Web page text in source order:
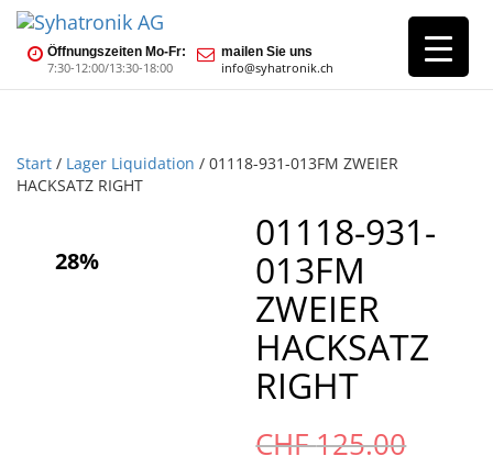
Öffnungszeiten Mo-Fr:
7:30-12:00/13:30-18:00
mailen Sie uns
info@syhatronik.ch
Start / Lager Liquidation / 01118-931-013FM ZWEIER
HACKSATZ RIGHT
28%
01118-931-
013FM
ZWEIER
HACKSATZ
RIGHT
CHF125.00